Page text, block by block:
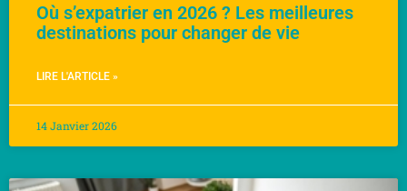
Où s’expatrier en 2026 ? Les meilleures
destinations pour changer de vie
LIRE L'ARTICLE »
14 Janvier 2026